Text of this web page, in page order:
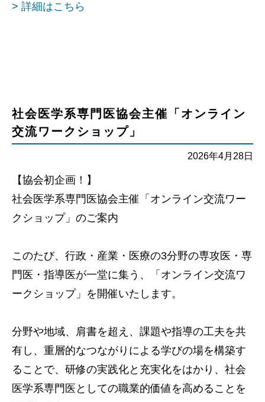
> 詳細はこちら
社会医学系専門医協会主催「オンライン
交流ワークショップ」
2026年4月28日
【協会初企画！】
社会医学系専門医協会主催「オンライン交流ワー
クショップ」のご案内
このたび、行政・産業・医療の3分野の専攻医・専
門医・指導医が一堂に集う、「オンライン交流ワ
ークショップ」を開催いたします。
分野や地域、肩書を超え、課題や指導の工夫を共
有し、重層的なつながりによる学びの場を構築す
ることで、研修の実践化と充実化をはかり、社会
医学系専門医としての職業的価値を高めることを